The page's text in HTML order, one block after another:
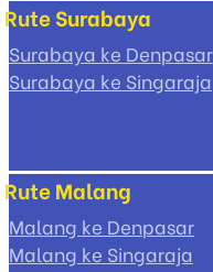
Rute Surabaya
Surabaya ke Denpasar
Surabaya ke Singaraja
Rute Malang
Malang ke Denpasar
Malang ke Singaraja